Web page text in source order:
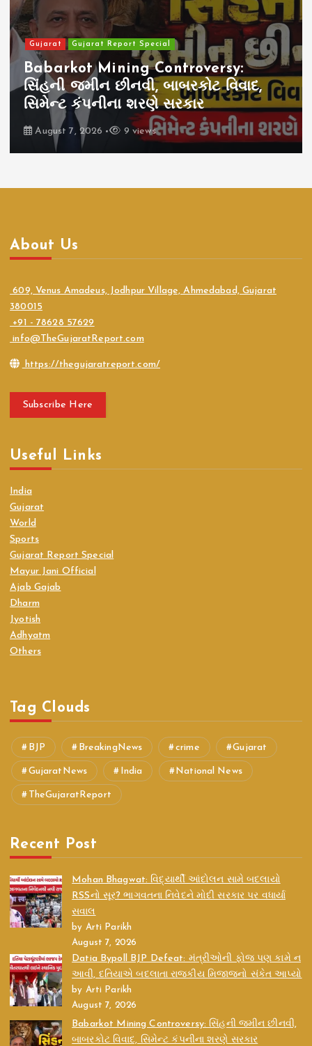
Special
Controversy:
બાબરકોટ વિવાદ,
શરણે સરકાર
9 views
India
Sambhal
ચલાવી?
નવા પ્રશ્નો
August 7, 2026
About Us
609, Venus Amadeus, Jodhpur Village, Ahmedabad, Gujarat
380015
+91 - 78628 57629
info@TheGujaratReport.com
https://thegujaratreport.com/
Subscribe Here
Useful Links
India
Gujarat
World
Sports
Gujarat Report Special
Mayur Jani Official
Ajab Gajab
Dharm
Jyotish
Adhyatm
Others
Tag Clouds
BJP BreakingNews crime Gujarat
GujaratNews India National News
TheGujaratReport
Recent Post
Mohan Bhagwat: વિદ્યાર્થી આંદોલન સામે બદલાયો
RSSનો સૂર? ભાગવતના નિવેદને મોદી સરકાર પર વધાર્યા
સવાલ
by Arti Parikh
August 7, 2026
Datia Bypoll BJP Defeat: મંત્રીઓની ફોજ પણ કામે ન
આવી, દતિયાએ બદલાતા રાજકીય મિજાજનો સંકેત આપ્યો
by Arti Parikh
August 7, 2026
Babarkot Mining Controversy: સિંહની જમીન છીનવી,
બાબરકોટ વિવાદ, સિમેન્ટ કંપનીના શરણે સરકાર